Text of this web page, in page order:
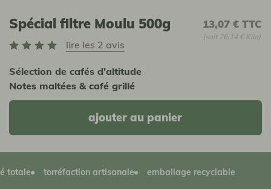
Spécial filtre Moulu 500g
lire les 2 avis
Sélection de cafés d'altitude
Notes maltées & café grillé
13,07 € TTC
(soit 26,14 € Kilo)
ajouter au panier
torréfaction artisanale emballage recyclable